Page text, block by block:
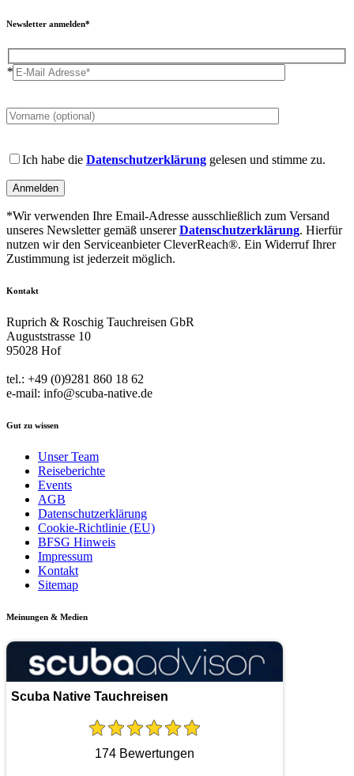
Newsletter anmelden*
*
leave
empty.
leave
field
Ich habe die Datenschutzerklärung gelesen und stimme zu.
*Wir verwenden Ihre Email-Adresse ausschließlich zum Versand
unseres Newsletter gemäß unsererDatenschutzerklärung. Hierfür
nutzen wir den Serviceanbieter CleverReach®. Ein Widerruf Ihrer
Zustimmung ist jederzeit möglich.
Kontakt
Ruprich & Roschig Tauchreisen GbR
Auguststrasse 10
95028 Hof
tel.: +49 (0)9281 860 18 62
e-mail: info@scuba-native.de
Gut zu wissen
Unser Team
Reiseberichte
Events
AGB
Datenschutzerklärung
Cookie-Richtlinie (EU)
BFSG Hinweis
Impressum
Kontakt
Sitemap
Meinungen & Medien
Scuba Native Tauchreisen
174 Bewertungen